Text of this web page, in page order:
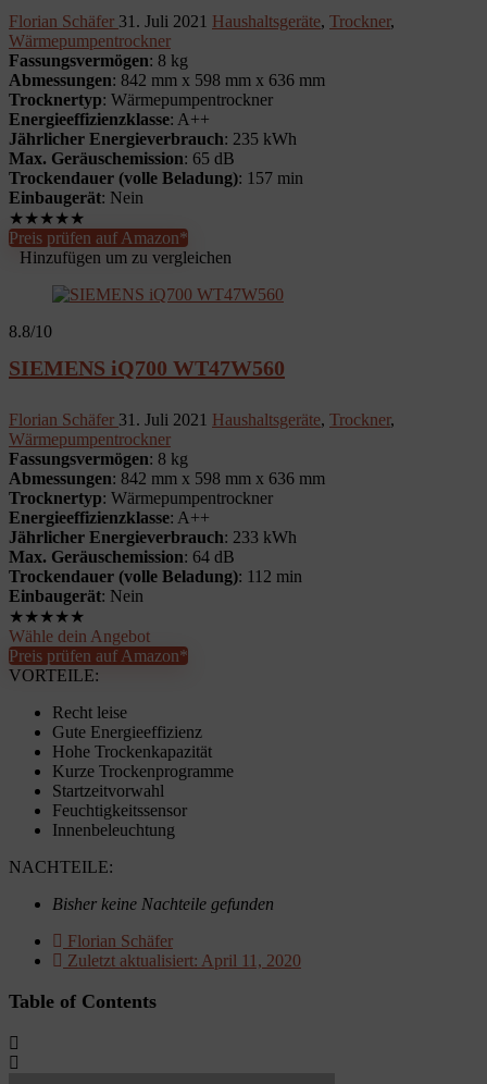
Florian Schäfer 31. Juli 2021 Haushaltsgeräte, Trockner,
Wärmepumpentrockner
Fassungsvermögen: 8 kg
Abmessungen: 842 mm x 598 mm x 636 mm
Trocknertyp: Wärmepumpentrockner
Energieeffizienzklasse: A++
Jährlicher Energieverbrauch: 235 kWh
Max. Geräuschemission: 65 dB
Trockendauer (volle Beladung): 157 min
Einbaugerät: Nein
★★★★★
Preis prüfen auf Amazon*
Hinzufügen um zu vergleichen
8.8/10
SIEMENS iQ700 WT47W560
Florian Schäfer 31. Juli 2021 Haushaltsgeräte, Trockner,
Wärmepumpentrockner
Fassungsvermögen: 8 kg
Abmessungen: 842 mm x 598 mm x 636 mm
Trocknertyp: Wärmepumpentrockner
Energieeffizienzklasse: A++
Jährlicher Energieverbrauch: 233 kWh
Max. Geräuschemission: 64 dB
Trockendauer (volle Beladung): 112 min
Einbaugerät: Nein
★★★★★
Wähle dein Angebot
Preis prüfen auf Amazon*
VORTEILE:
Recht leise
Gute Energieeffizienz
Hohe Trockenkapazität
Kurze Trockenprogramme
Startzeitvorwahl
Feuchtigkeitssensor
Innenbeleuchtung
NACHTEILE:
Bisher keine Nachteile gefunden
Florian Schäfer
Zuletzt aktualisiert: April 11, 2020
Table of Contents